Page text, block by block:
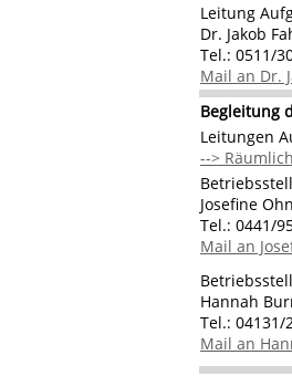
Leitung
Dr. Jakob
Tel.: 0511/
Mail an Dr.
Begleitung
Leitungen
-->
Josefine
Tel.: 0441/
Mail an
Hannah
Tel.: 04131/
Mail an